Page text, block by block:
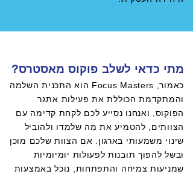
מתי כדאי לשלב פוקוס מאסטרס?
כאמור, Focus Masters הוא התכנית השלמה
והמתקדמת הכוללת את פעילות אתגר
הפוקוס, ואנחנו נסייע לכם לקחת קדימה עם
הצוותים, להטמיע את מה שלמדו ולהוביל
שינוי משמעותי בארגון. אם הצוות שלכם מוכן
ובשל להפוך תובנות לפעולות יומיומיות
שמניעות צמיחה והתפתחות, נוכל באמצעות